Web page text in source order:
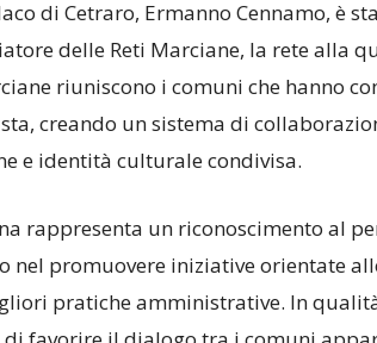
di Cetraro, Ermanno Cennamo, è
delle Reti Marciane, la rete alla
riuniscono i comuni che hanno
creando un sistema di
e identità culturale condivisa.
rappresenta un riconoscimento al
nel promuovere iniziative orientate
pratiche amministrative. In